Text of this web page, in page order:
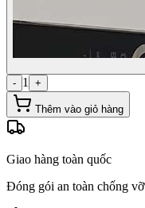
- 1 +
Thêm vào giỏ hàng
Giao hàng toàn quốc
Đóng gói an toàn chống vỡ